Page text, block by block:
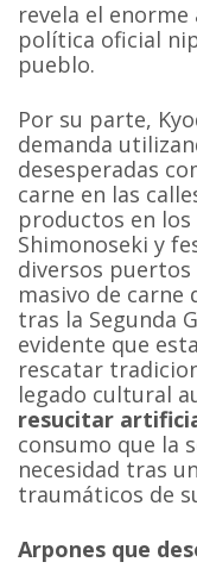
revela el
política oficial
pueblo.
Por su parte,
demanda
desesperadas
carne en las
productos en los
Shimonoseki y
diversos puertos
masivo de carne
tras la Segunda
evidente que
rescatar
legado cultural
resucitar
consumo que la
necesidad tras
traumáticos de
Arpones que